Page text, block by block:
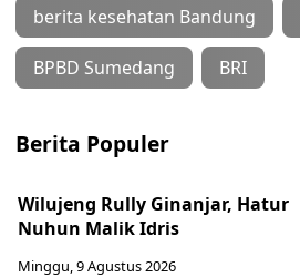
berita kesehatan Bandung
BPBD Sumedang BRI
Berita Populer
Wilujeng Rully Ginanjar, Hatur
Nuhun Malik Idris
Minggu, 9 Agustus 2026